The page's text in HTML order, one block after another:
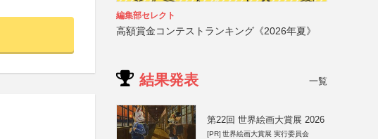
編集部セレクト
高額賞金コンテストランキング《2026年夏》
結果発表 一覧
第22回 世界絵画大賞展 2026
[PR] 世界絵画大賞展 実行委員会